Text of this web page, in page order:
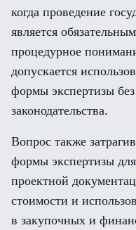
когда проведение
является
процедурное
допускается
формы экспертизы
законодательства.
Вопрос также
формы экспертизы
проектной
стоимости и
в закупочных и